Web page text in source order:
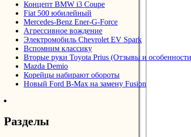
Концепт BMW i3 Coupe
Fiat 500 юбилейный
Mercedes-Benz Ener-G-Force
Агрессивное вождение
Электромобиль Chevrolet EV Spark
Вспомним классику
Вторые руки Toyota Prius (Отзывы и
Mazda Demio
Корейцы набирают обороты
Новый Ford B-Max на замену Fusion
Разделы